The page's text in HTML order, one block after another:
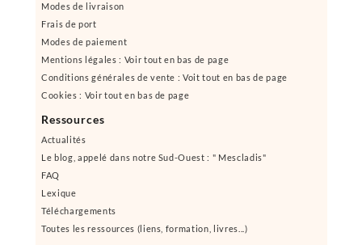
Modes de livraison
Frais de port
Modes de paiement
Mentions légales : Voir tout en bas de page
Conditions générales de vente : Voit tout en bas de page
Cookies : Voir tout en bas de page
Ressources
Actualités
Le blog, appelé dans notre Sud-Ouest : " Mescladis"
FAQ
Lexique
Téléchargements
Toutes les ressources (liens, formation, livres...)